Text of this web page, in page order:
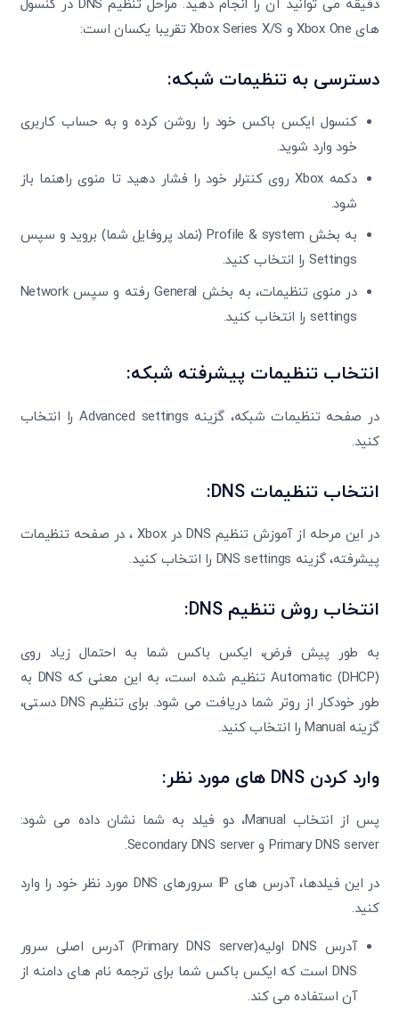
دقیقه می ‌توانید آن را انجام دهید. مراحل تنظیم DNS در کنسول
‌های Xbox One و Xbox Series X/S تقریبا یکسان است:
دسترسی به تنظیمات شبکه:
کنسول ایکس باکس خود را روشن کرده و به حساب کاربری
خود وارد شوید.
دکمه Xbox روی کنترلر خود را فشار دهید تا منوی راهنما باز
شود.
به بخش Profile & system (نماد پروفایل شما) بروید و سپس
Settings را انتخاب کنید.
در منوی تنظیمات، به بخش General رفته و سپس Network
settings را انتخاب کنید.
انتخاب تنظیمات پیشرفته شبکه:
در صفحه تنظیمات شبکه، گزینه Advanced settings را انتخاب
کنید.
انتخاب تنظیماتDNS
:
در این مرحله از آموزش تنظیم DNS در Xbox ، در صفحه تنظیمات
پیشرفته، گزینه DNS settings را انتخاب کنید.
انتخاب روش تنظیمDNS
:
به طور پیش ‌فرض، ایکس باکس شما به احتمال زیاد روی
Automatic (DHCP) تنظیم شده است، به این معنی که DNS به
طور خودکار از روتر شما دریافت می ‌شود. برای تنظیم DNS دستی،
گزینه Manual را انتخاب کنید.
وارد کردنDNS های مورد نظر:
پس از انتخاب Manual، دو فیلد به شما نشان داده می ‌شود:
Primary DNS server و Secondary DNS server.
در این فیلدها، آدرس‌ های IP سرورهای DNS مورد نظر خود را وارد
کنید.
آدرس DNS اولیه(Primary DNS server) آدرس اصلی سرور
DNS است که ایکس باکس شما برای ترجمه نام‌ های دامنه از
آن استفاده می ‌کند.